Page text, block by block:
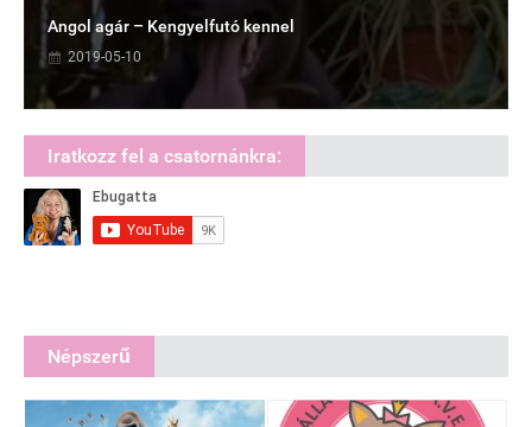
Angol agár – Kengyelfutó kennel
2019-05-10
Iratkozz fel a csatornánkra:
Népszerű